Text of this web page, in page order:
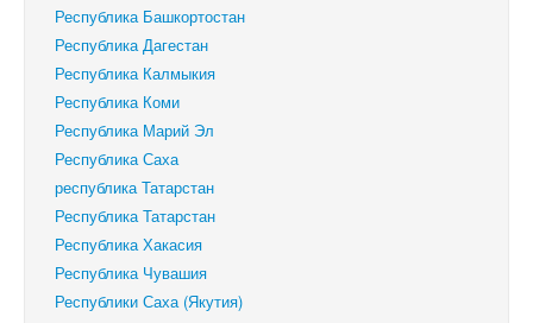
Республика Башкортостан
Республика Дагестан
Республика Калмыкия
Республика Коми
Республика Марий Эл
Республика Саха
республика Татарстан
Республика Татарстан
Республика Хакасия
Республика Чувашия
Республики Саха (Якутия)